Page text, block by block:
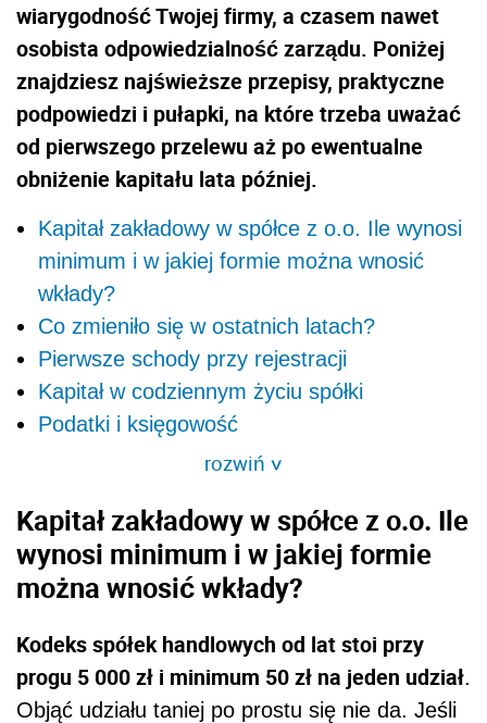
wiarygodność Twojej firmy, a czasem nawet
osobista odpowiedzialność zarządu. Poniżej
znajdziesz najświeższe przepisy, praktyczne
podpowiedzi i pułapki, na które trzeba uważać
od pierwszego przelewu aż po ewentualne
obniżenie kapitału lata później.
Kapitał zakładowy w spółce z o.o. Ile wynosi
minimum i w jakiej formie można wnosić
wkłady?
Co zmieniło się w ostatnich latach?
Pierwsze schody przy rejestracji
Kapitał w codziennym życiu spółki
Podatki i księgowość
rozwiń>
Kapitał zakładowy w spółce z o.o. Ile
wynosi minimum i w jakiej formie
można wnosić wkłady?
Kodeks spółek handlowych od lat stoi przy
progu 5 000 zł i minimum 50 zł na jeden udział.
Objąć udziału taniej po prostu się nie da. Jeśli